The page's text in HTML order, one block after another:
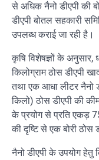
से अधिक नैनो डीएपी की
डीएपी बोतल सहकारी
उपलब्ध कराई जा रही है।
कृषि विशेषज्ञों के
किलोग्राम ठोस डीएपी
तथा एक आधा लीटर नैनो
किलो) ठोस डीएपी की
के प्रयोग से प्रति एकड़
की दृष्टि से एक बोरी ठोस
नैनो डीएपी के उपयोग हेतु